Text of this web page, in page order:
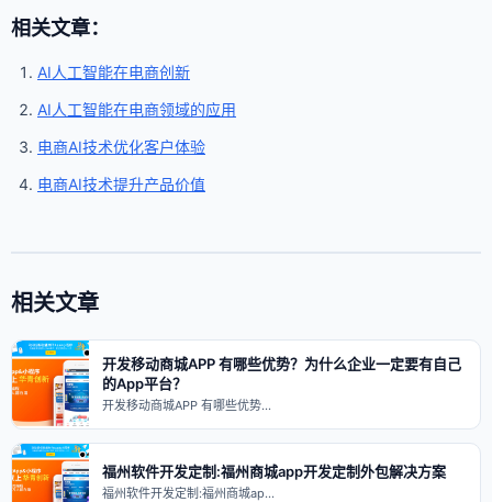
相关文章：
AI人工智能在电商创新
AI人工智能在电商领域的应用
电商AI技术优化客户体验
电商AI技术提升产品价值
相关文章
开发移动商城APP 有哪些优势？为什么企业一定要有自己
的App平台？
开发移动商城APP 有哪些优势…
福州软件开发定制:福州商城app开发定制外包解决方案
福州软件开发定制:福州商城ap…